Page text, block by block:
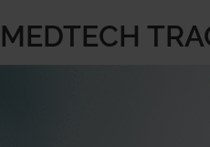
MEDTECH